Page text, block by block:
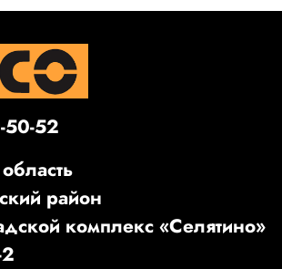
52
район
комплекс «Селятино»